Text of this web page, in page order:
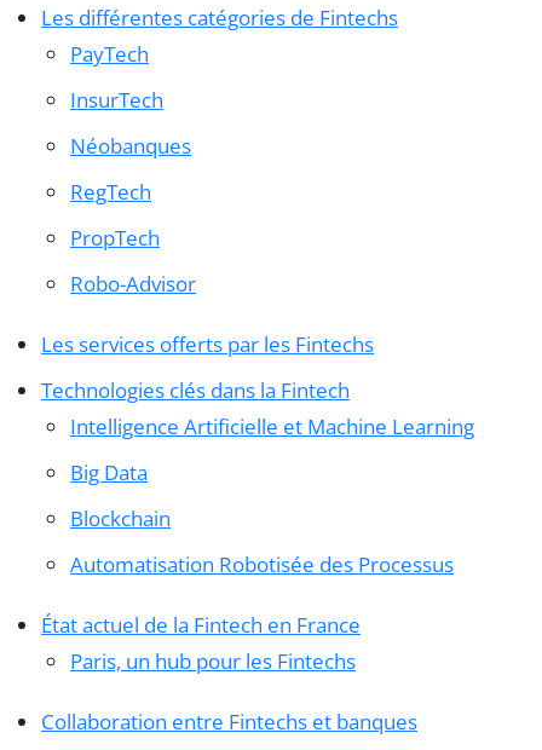
Les différentes catégories de Fintechs
PayTech
InsurTech
Néobanques
RegTech
PropTech
Robo-Advisor
Les services offerts par les Fintechs
Technologies clés dans la Fintech
Intelligence Artificielle et Machine Learning
Big Data
Blockchain
Automatisation Robotisée des Processus
État actuel de la Fintech en France
Paris, un hub pour les Fintechs
Collaboration entre Fintechs et banques